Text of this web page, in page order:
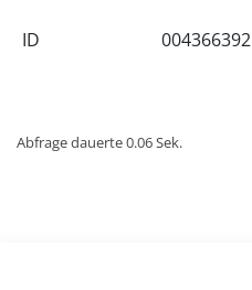
ID 004366392
Abfrage dauerte 0.06 Sek.